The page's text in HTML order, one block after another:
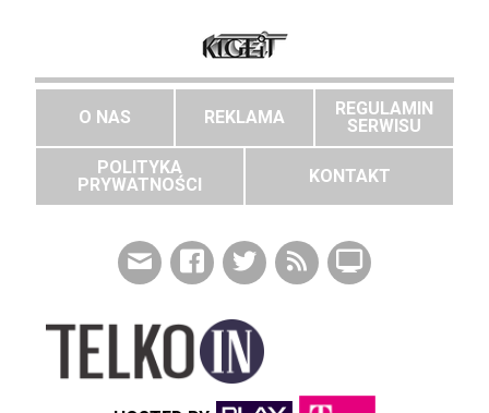
O NAS REKLAMA
REGULAMIN
SERWISU
POLITYKA
PRYWATNOŚCI
KONTAKT